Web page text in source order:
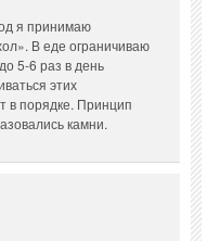
я принимаю
В еде ограничиваю
5-6 раз в день
этих
в порядке. Принцип
камни.